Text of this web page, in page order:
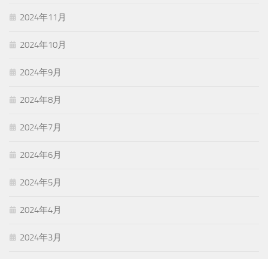
2024年11月
2024年10月
2024年9月
2024年8月
2024年7月
2024年6月
2024年5月
2024年4月
2024年3月